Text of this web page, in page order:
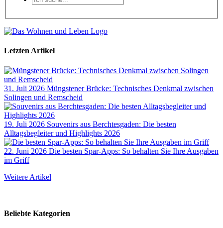
Letzten Artikel
31. Juli 2026 Müngstener Brücke: Technisches Denkmal zwischen
Solingen und Remscheid
19. Juli 2026 Souvenirs aus Berchtesgaden: Die besten
Alltagsbegleiter und Highlights 2026
22. Juni 2026 Die besten Spar-Apps: So behalten Sie Ihre Ausgaben
im Griff
Weitere Artikel
Beliebte Kategorien